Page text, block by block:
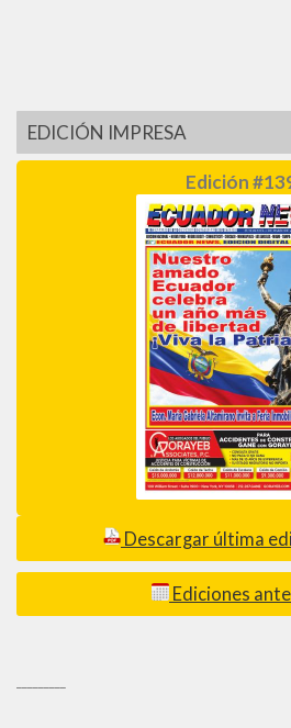
EDICIÓN IMPRESA
Edición
Descargar última
Ediciones